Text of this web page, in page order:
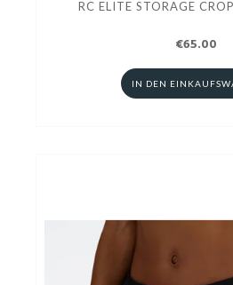
RC ELITE STORAGE
€65.00
IN DEN